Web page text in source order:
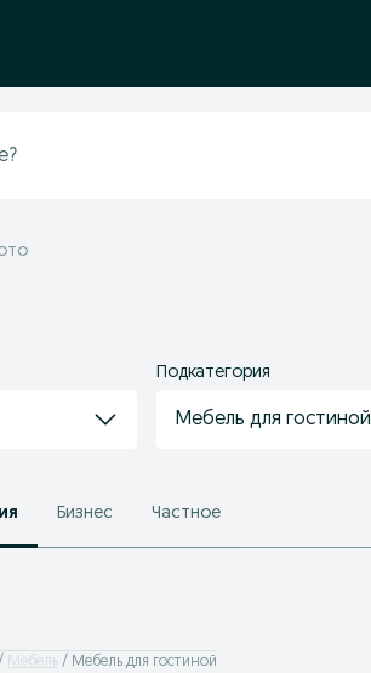
Подкатегория
Мебель для гостиной
Бизнес Частное
Мебель Мебель для гостиной